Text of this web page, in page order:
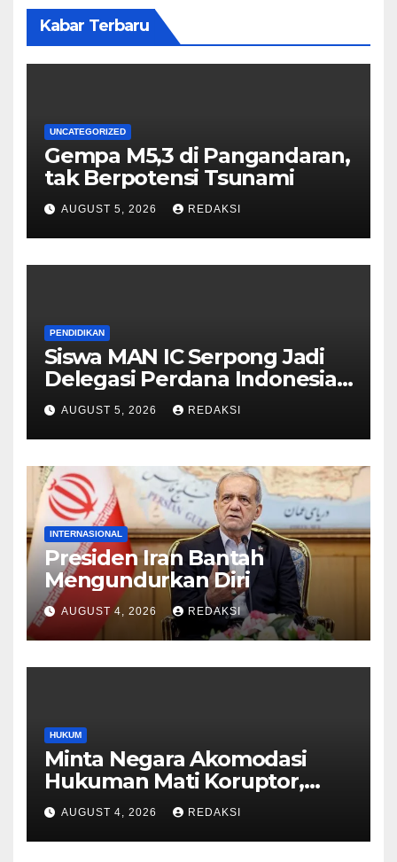
Kabar Terbaru
UNCATEGORIZED
Gempa M5,3 di Pangandaran,
tak Berpotensi Tsunami
AUGUST 5, 2026 REDAKSI
PENDIDIKAN
Siswa MAN IC Serpong Jadi
Delegasi Perdana Indonesia
di Olimpiade Sains Nuklir
Internasional
AUGUST 5, 2026 REDAKSI
INTERNASIONAL
Presiden Iran Bantah
Mengundurkan Diri
AUGUST 4, 2026 REDAKSI
HUKUM
Minta Negara Akomodasi
Hukuman Mati Koruptor,
MUI: Ini Aspirasi Publik
AUGUST 4, 2026 REDAKSI